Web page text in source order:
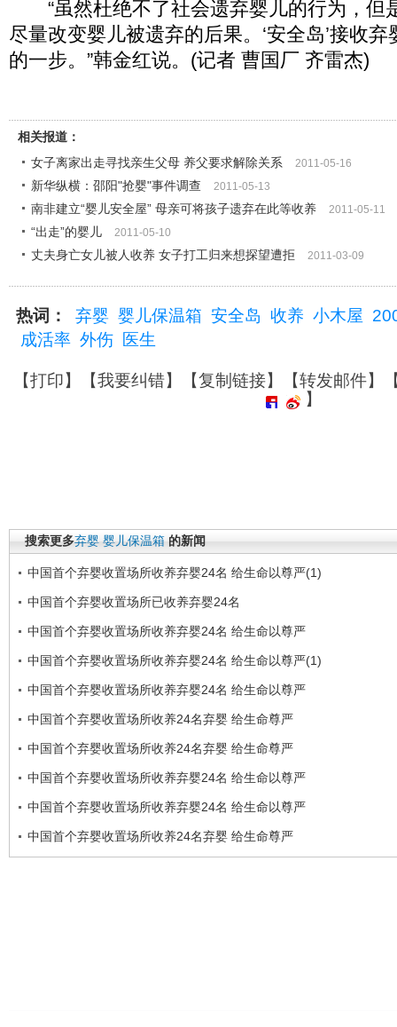
“虽然杜绝不了社会遗弃婴儿的行为，但
尽量改变婴儿被遗弃的后果。‘安全岛’接收
的一步。”韩金红说。(记者 曹国厂 齐雷杰)
相关报道：
女子离家出走寻找亲生父母 养父要求解除关系
2011-05-16
新华纵横：邵阳"抢婴"事件调查 2011-05-13
南非建立“婴儿安全屋” 母亲可将孩子遗弃在此等收养 2011-05-11
“出走”的婴儿 2011-05-10
丈夫身亡女儿被人收养 女子打工归来想探望遭拒 2011-03-09
热词： 弃婴 婴儿保温箱 安全岛 收养 小木屋
成活率 外伤 医生
【打印】【我要纠错】【复制链接】【转发邮件】
】
搜索更多弃婴 婴儿保温箱 的新闻
中国首个弃婴收置场所收养弃婴24名 给生命以尊严(1)
中国首个弃婴收置场所已收养弃婴24名
中国首个弃婴收置场所收养弃婴24名 给生命以尊严
中国首个弃婴收置场所收养弃婴24名 给生命以尊严(1)
中国首个弃婴收置场所收养弃婴24名 给生命以尊严
中国首个弃婴收置场所收养24名弃婴 给生命尊严
中国首个弃婴收置场所收养24名弃婴 给生命尊严
中国首个弃婴收置场所收养弃婴24名 给生命以尊严
中国首个弃婴收置场所收养弃婴24名 给生命以尊严
中国首个弃婴收置场所收养24名弃婴 给生命尊严